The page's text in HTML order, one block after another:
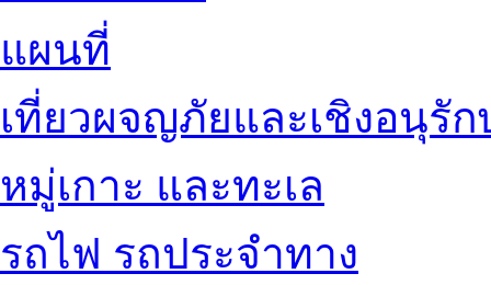
แผนที่
เที่ยวผจญภัยและเชิงอนุรัก
หมู่เกาะ และทะเล
รถไฟ รถประจำทาง